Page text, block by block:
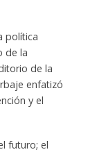
política
de la
de la
enfatizó
y el
futuro; el